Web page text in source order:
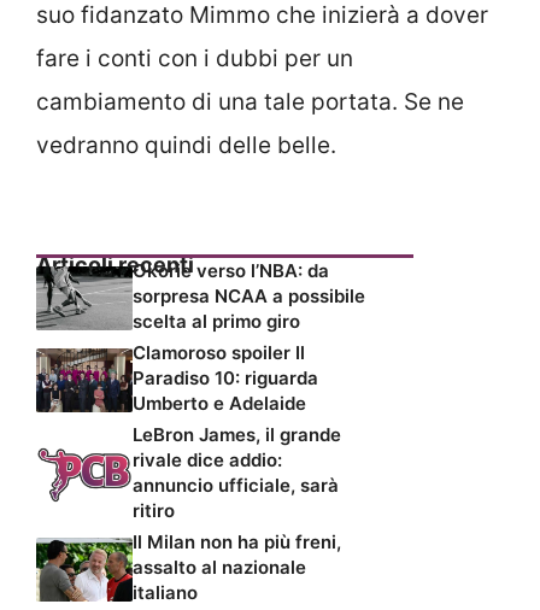
suo fidanzato Mimmo che inizierà a dover
fare i conti con i dubbi per un
cambiamento di una tale portata. Se ne
vedranno quindi delle belle.
Articoli recentiOkorie verso l’NBA: da
sorpresa NCAA a possibile
scelta al primo giro
Clamoroso spoiler Il
Paradiso 10: riguarda
Umberto e Adelaide
LeBron James, il grande
rivale dice addio:
annuncio ufficiale, sarà
ritiro
Il Milan non ha più freni,
assalto al nazionale
italiano